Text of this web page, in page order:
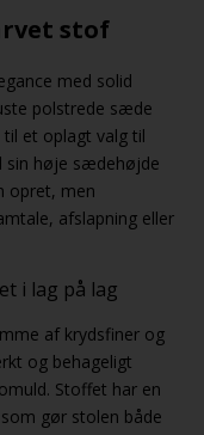
stof
med solid
polstrede sæde
et oplagt valg til
sin høje sædehøjde
opret, men
afslapning eller
i lag på lag
af krydsfiner og
og behageligt
Stoffet har en
gør stolen både